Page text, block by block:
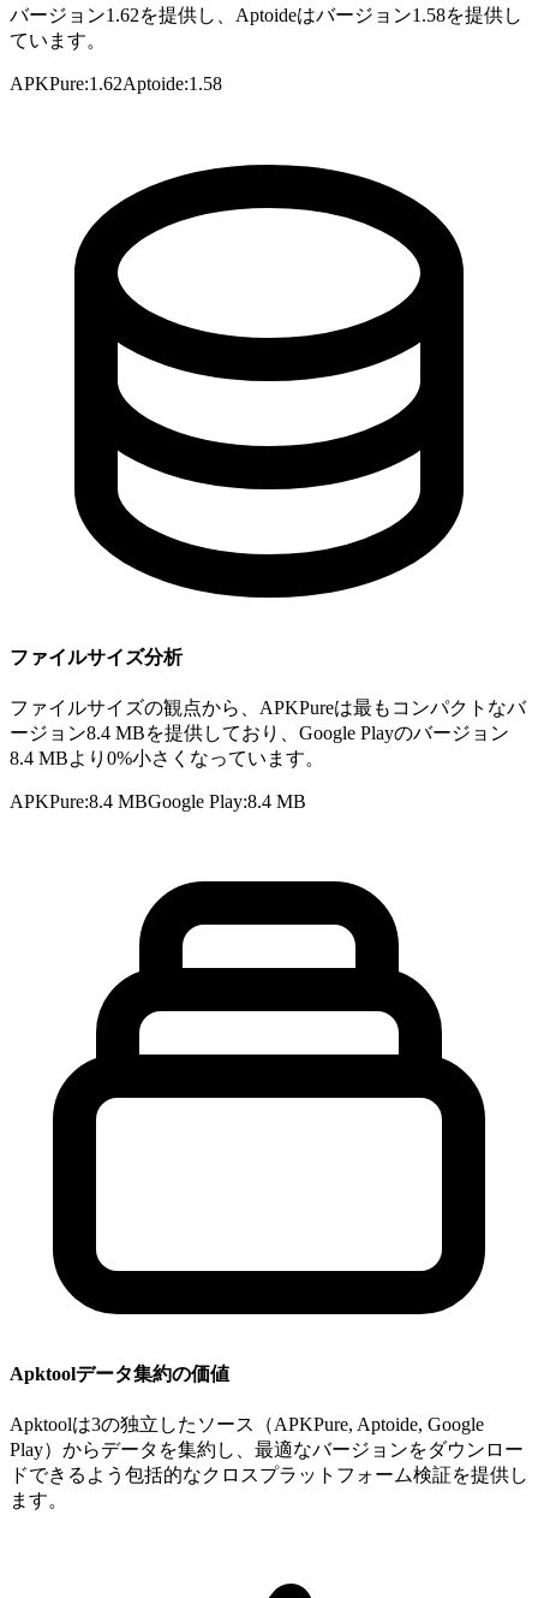
バージョン1.62を提供し、Aptoideはバージョン1.58を提供し
ています。
APKPure:1.62Aptoide:1.58
ファイルサイズ分析
ファイルサイズの観点から、APKPureは最もコンパクトなバ
ージョン8.4 MBを提供しており、Google Playのバージョン
8.4 MBより0%小さくなっています。
APKPure:8.4 MBGoogle Play:8.4 MB
Apktoolデータ集約の価値
Apktoolは3の独立したソース（APKPure, Aptoide, Google
Play）からデータを集約し、最適なバージョンをダウンロー
ドできるよう包括的なクロスプラットフォーム検証を提供し
ます。